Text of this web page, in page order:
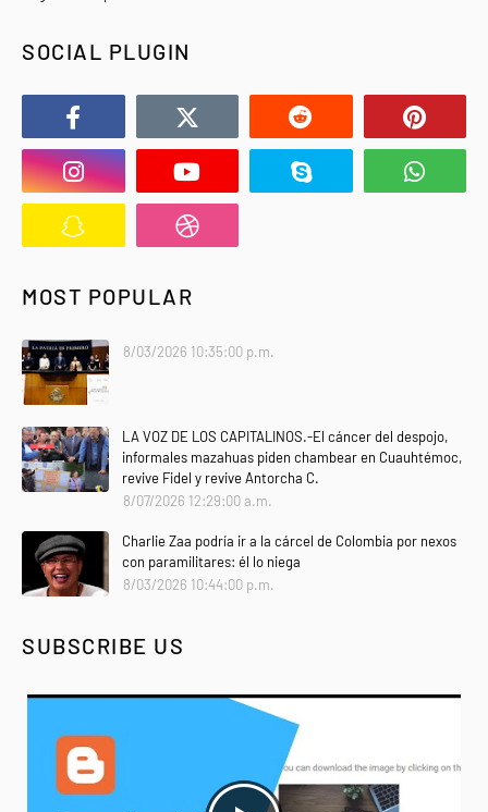
SOCIAL PLUGIN
MOST POPULAR
8/03/2026 10:35:00 p.m.
LA VOZ DE LOS CAPITALINOS.-El cáncer del despojo,
informales mazahuas piden chambear en Cuauhtémoc,
revive Fidel y revive Antorcha C.
8/07/2026 12:29:00 a.m.
Charlie Zaa podría ir a la cárcel de Colombia por nexos
con paramilitares: él lo niega
8/03/2026 10:44:00 p.m.
SUBSCRIBE US